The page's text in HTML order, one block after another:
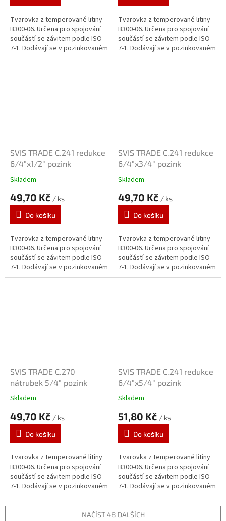
Tvarovka z temperované litiny
B300-06. Určena pro spojování
součástí se závitem podle ISO
7-1. Dodávají se v pozinkovaném
provedení. Zinkový povlak o
Tvarovka z temperované litiny
B300-06. Určena pro spojování
součástí se závitem podle ISO
7-1. Dodávají se v pozinkovaném
provedení. Zinkový povlak o
SVIS TRADE C.241 redukce
6/4"x1/2" pozink
Skladem
49,70 Kč / ks
Do košíku
Tvarovka z temperované litiny
B300-06. Určena pro spojování
součástí se závitem podle ISO
7-1. Dodávají se v pozinkovaném
provedení. Zinkový povlak o
SVIS TRADE C.241 redukce
6/4"x3/4" pozink
Skladem
49,70 Kč / ks
Do košíku
Tvarovka z temperované litiny
B300-06. Určena pro spojování
součástí se závitem podle ISO
7-1. Dodávají se v pozinkovaném
provedení. Zinkový povlak o
SVIS TRADE C.270
nátrubek 5/4" pozink
Skladem
49,70 Kč / ks
Do košíku
Tvarovka z temperované litiny
B300-06. Určena pro spojování
součástí se závitem podle ISO
7-1. Dodávají se v pozinkovaném
tloušťce 70 μm je vytvářen...
SVIS TRADE C.241 redukce
6/4"x5/4" pozink
Skladem
51,80 Kč / ks
Do košíku
Tvarovka z temperované litiny
B300-06. Určena pro spojování
součástí se závitem podle ISO
7-1. Dodávají se v pozinkovaném
tloušťce 70 μm je vytvářen...
NAČÍST 48 DALŠÍCH